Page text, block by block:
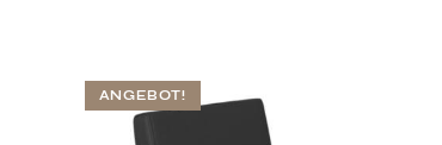
ANGEBOT!